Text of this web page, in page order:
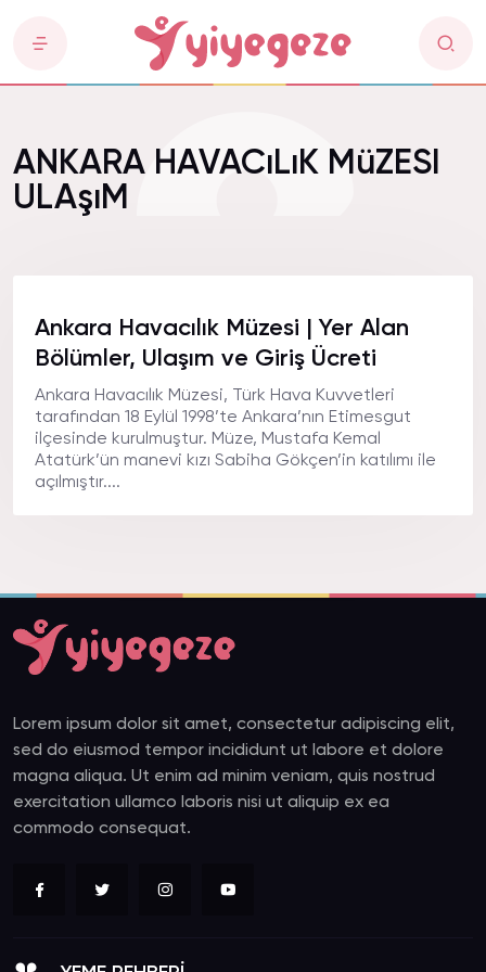
ANKARA HAVACıLıK MüZESI
ULAşıM
Ankara Havacılık Müzesi | Yer Alan
Bölümler, Ulaşım ve Giriş Ücreti
Ankara Havacılık Müzesi, Türk Hava Kuvvetleri
tarafından 18 Eylül 1998’te Ankara’nın Etimesgut
ilçesinde kurulmuştur. Müze, Mustafa Kemal
Atatürk’ün manevi kızı Sabiha Gökçen’in katılımı ile
açılmıştır....
Lorem ipsum dolor sit amet, consectetur adipiscing elit,
sed do eiusmod tempor incididunt ut labore et dolore
magna aliqua. Ut enim ad minim veniam, quis nostrud
exercitation ullamco laboris nisi ut aliquip ex ea
commodo consequat.